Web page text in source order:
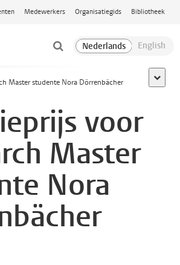
Medewerkers Organisatiegids Bibliotheek
Master studente Nora Dörrenbächer
toon
voor
Master
Nora